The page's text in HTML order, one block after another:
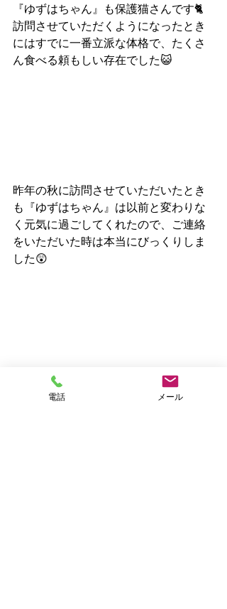
『ゆずはちゃん』も保護猫さんです🐈
訪問させていただくようになったとき
にはすでに一番立派な体格で、たくさ
ん食べる頼もしい存在でした😺
昨年の秋に訪問させていただいたとき
も『ゆずはちゃん』は以前と変わりな
く元気に過ごしてくれたので、ご連絡
をいただいた時は本当にびっくりしま
した😲
『つむぎちゃん』と時を同じくして体
電話 メール